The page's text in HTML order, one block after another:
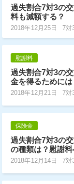
過失割合7対3の
料も減額する？
2018年12月25日 7対
慰謝料
過失割合7対3の
金を得るために
2018年12月21日 7対
保険金
過失割合7対3の
の種類は？慰謝
2018年12月14日 7対